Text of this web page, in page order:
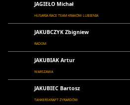
JAGIEŁO Michał
HUSARIA RACE TEAM KRAKÓW LUBIENIA
JAKUBCZYK Zbigniew
RADOM
JAKUBIAK Artur
WARSZAWA
JAKUBIEC Bartosz
TANKERSKRAFT ŻYRARDÓW